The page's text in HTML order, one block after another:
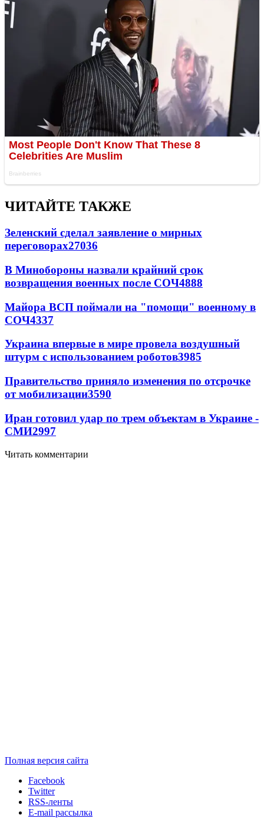
ЧИТАЙТЕ ТАКЖЕ
Зеленский сделал заявление о мирных
переговорах27036
В Минобороны назвали крайний срок
возвращения военных после СОЧ4888
Майора ВСП поймали на "помощи" военному в
СОЧ4337
Украина впервые в мире провела воздушный
штурм с использованием роботов3985
Правительство приняло изменения по отсрочке
от мобилизации3590
Иран готовил удар по трем объектам в Украине -
СМИ2997
Читать комментарии
Полная версия сайта
Facebook
Twitter
RSS-ленты
E-mail рассылка